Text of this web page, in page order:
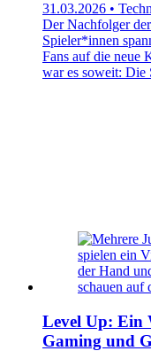
31.03.2026 •
Der Nachfolger
Spieler*innen
Fans auf die neue
war es soweit: Die
Level Up: Ein
Gaming und